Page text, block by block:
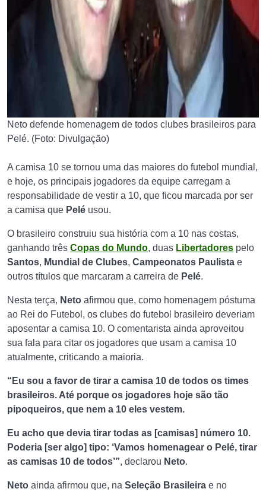
Neto defende homenagem de todos clubes brasileiros para
Pelé. (Foto: Divulgação)
A camisa 10 se tornou uma das maiores do futebol mundial,
e hoje, os principais jogadores da equipe carregam a
responsabilidade de vestir a 10, que ficou marcada por ser
a camisa que Pelé usou.
O brasileiro construiu sua história com a 10 nas costas,
ganhando três Copas do Mundo, duas Libertadores pelo
Santos, Mundial de Clubes, Campeonatos Paulista e
outros títulos que marcaram a carreira de Pelé.
Nesta terça, Neto afirmou que, como homenagem póstuma
ao Rei do Futebol, os clubes do futebol brasileiro deveriam
aposentar a camisa 10. O comentarista ainda aproveitou
sua fala para citar os jogadores que usam a camisa 10
atualmente, criticando a maioria.
“Eu sou a favor de tirar a camisa 10 de todos os times
brasileiros. Até porque os jogadores hoje são tão
pipoqueiros, que nem a 10 eles vestem.
Eu acho que devia tirar todas as [camisas] número 10.
Poderia [ser algo] tipo: ‘Vamos homenagear o Pelé, tirar
as camisas 10 de todos’”, declarou Neto.
Neto ainda afirmou que, na Seleção Brasileira e no